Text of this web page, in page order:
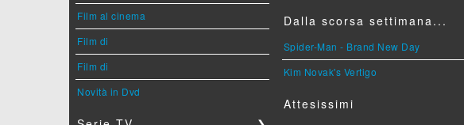
Film al cinema
Film di
Film di
Novità in Dvd
Dalla scorsa settimana...
Spider-Man - Brand New Day
Kim Novak's Vertigo
Attesissimi